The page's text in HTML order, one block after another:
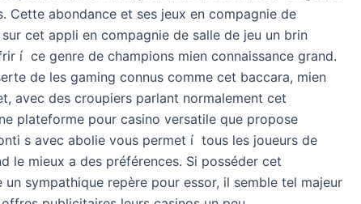
Cette abondance et ses jeux en compagnie de
cet appli en compagnie de salle de jeu un brin
í ce genre de champions mien connaissance grand.
de les gaming connus comme cet baccara, mien
avec des croupiers parlant normalement cet
plateforme pour casino versatile que propose
s avec abolie vous permet í tous les joueurs de
le mieux a des préférences. Si posséder cet
sympathique repère pour essor, il semble tel majeur